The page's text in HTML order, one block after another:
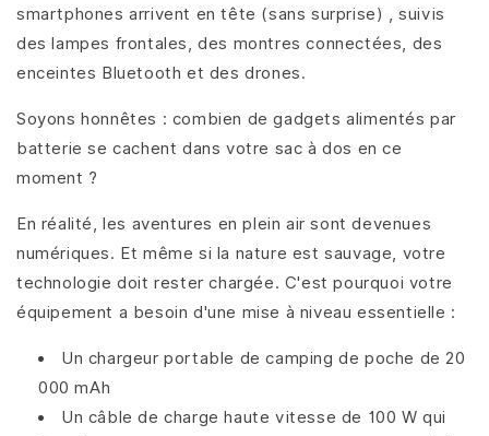
smartphones arrivent en tête (sans surprise) , suivis
des lampes frontales, des montres connectées, des
enceintes Bluetooth et des drones.
Soyons honnêtes : combien de gadgets alimentés par
batterie se cachent dans votre sac à dos en ce
moment ?
En réalité, les aventures en plein air sont devenues
numériques. Et même si la nature est sauvage, votre
technologie doit rester chargée. C'est pourquoi votre
équipement a besoin d'une mise à niveau essentielle :
Un chargeur portable de camping de poche de 20
000 mAh
Un câble de charge haute vitesse de 100 W qui